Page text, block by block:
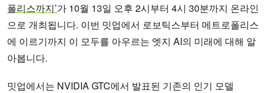
폴리스까지’가 10월 13일 오후 2시부터 4시 30분까지 온라인
으로 개최됩니다. 이번 밋업에서 로보틱스부터 메트로폴리스
에 이르기까지 이 모두를 아우르는 엣지 AI의 미래에 대해 알
아봅니다.
밋업에서는 NVIDIA GTC에서 발표된 기존의 인기 모델